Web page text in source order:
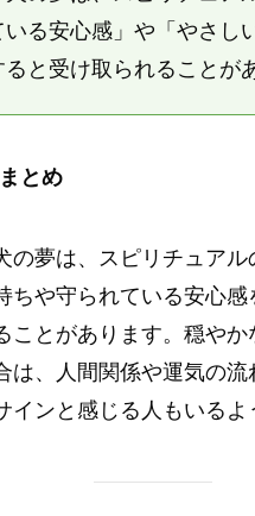
いる安心感」や「やさし
と受け取られることが
とめ
の夢は、スピリチュアル
ちや守られている安心感
ことがあります。穏やか
は、人間関係や運気の流
インと感じる人もいるよ